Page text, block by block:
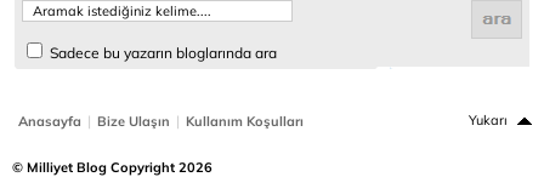
Sadece bu yazarın bloglarında ara
Anasayfa | Bize Ulaşın | Kullanım Koşulları Yukarı
© Milliyet Blog Copyright 2026